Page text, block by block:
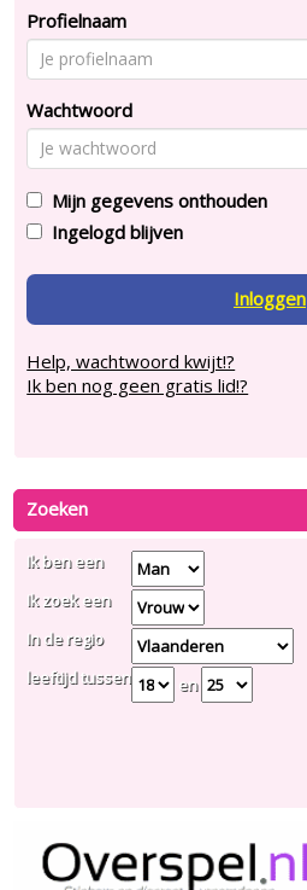
Profielnaam
Wachtwoord
Mijn gegevens onthouden
Ingelogd blijven
Inloggen
Help, wachtwoord kwijt!?
Ik ben nog geen gratis lid!?
Zoeken
Ik ben een
Ik zoek een
In de regio
leeftijd tussen
en